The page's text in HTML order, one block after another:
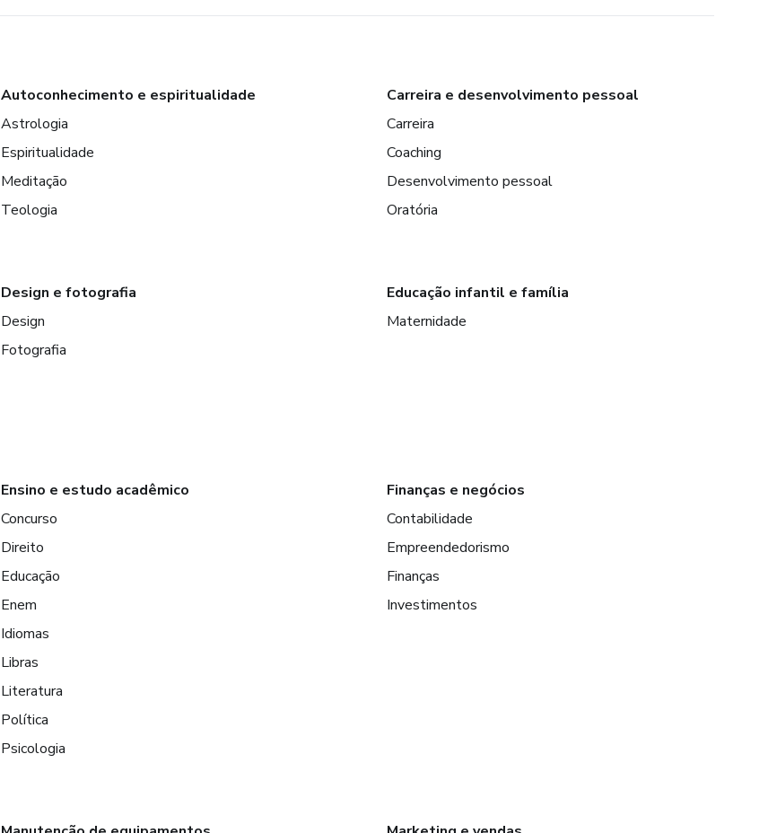
Autoconhecimento e espiritualidade
Astrologia
Espiritualidade
Meditação
Teologia
Carreira e desenvolvimento pessoal
Carreira
Coaching
Desenvolvimento pessoal
Oratória
Design e fotografia
Design
Fotografia
Educação infantil e família
Maternidade
Ensino e estudo acadêmico
Concurso
Direito
Educação
Enem
Idiomas
Libras
Literatura
Política
Psicologia
Finanças e negócios
Contabilidade
Empreendedorismo
Finanças
Investimentos